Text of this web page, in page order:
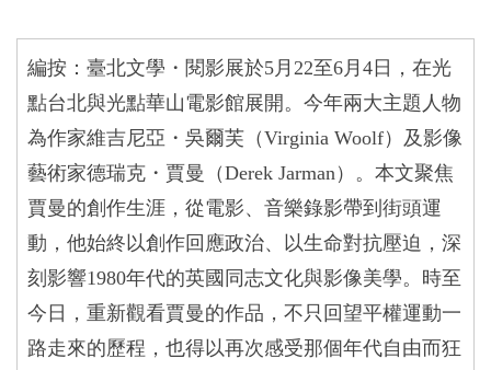
編按：臺北文學・閱影展於5 月 22至6 月 4日，在光
點台北與光點華山電影館展開。今年兩大主題人物
為作家維吉尼亞・吳爾芙（Virginia Woolf）及影像
藝術家德瑞克・賈曼（Derek Jarman ）。 本文聚焦
賈曼的創作生涯 ，從電影、音樂錄影帶到街頭運
動，他始終以創作回應政治、以生命對抗壓迫，深
刻影響1980年代的英國同志文化與影像美學。時至
今日，重新觀看賈曼的作品，不只回望平權運動一
路走來的歷程，也得以再次感受那個年代自由而狂